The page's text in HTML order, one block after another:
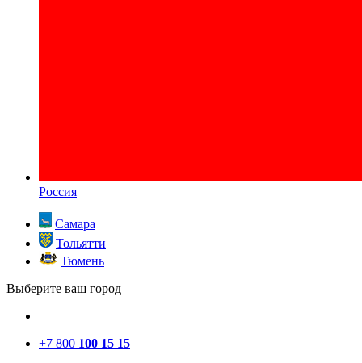
Россия
Самара
Тольятти
Тюмень
Выберите ваш город
+7 800 100 15 15